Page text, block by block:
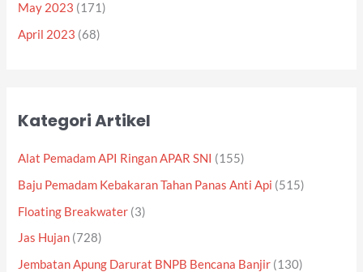
May 2023 (171)
April 2023 (68)
Kategori Artikel
Alat Pemadam API Ringan APAR SNI (155)
Baju Pemadam Kebakaran Tahan Panas Anti Api (515)
Floating Breakwater (3)
Jas Hujan (728)
Jembatan Apung Darurat BNPB Bencana Banjir (130)